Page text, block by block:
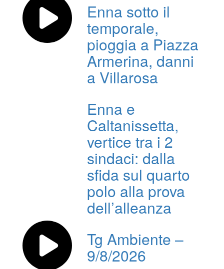
Enna sotto il
temporale,
pioggia a Piazza
Armerina, danni
a Villarosa
Enna e
Caltanissetta,
vertice tra i 2
sindaci: dalla
sfida sul quarto
polo alla prova
dell’alleanza
Tg Ambiente –
9/8/2026